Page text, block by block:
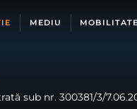
MEDIU MOBILITATE
sub nr. 300381/3/